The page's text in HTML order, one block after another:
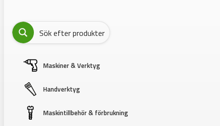
Maskiner & Verktyg
Handverktyg
Maskintillbehör & förbrukning